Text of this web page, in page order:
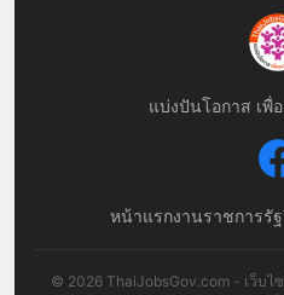
แบ่งปันโอกาส เพื่
หน้าแรกงานราชการรั
© 2026 ThaiJobsGov.com - เว็บไ